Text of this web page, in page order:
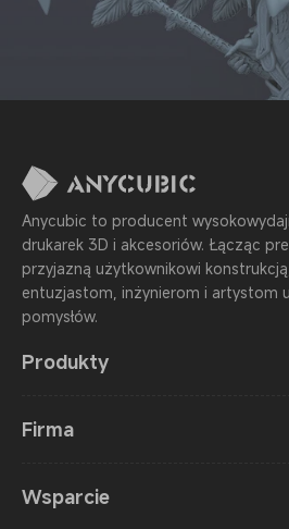
Produkty
Firma
Wsparcie
Anycubic to producent
drukarek 3D i akcesoriów. Łącząc
przyjazną użytkownikowi
entuzjastom, inżynierom i artystom
pomysłów.